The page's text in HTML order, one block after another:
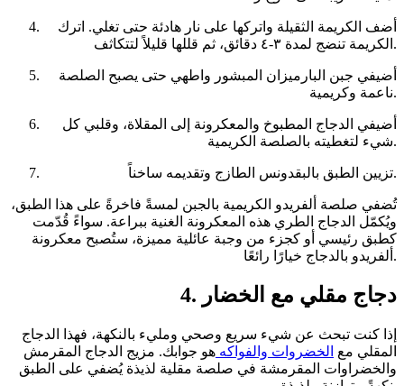
أضف الكريمة الثقيلة واتركها على نار هادئة حتى تغلي. اترك
الكريمة تنضج لمدة ٣-٤ دقائق، ثم قللها قليلاً لتتكاثف.
أضيفي جبن البارميزان المبشور واطهي حتى يصبح الصلصة
ناعمة وكريمية.
أضيفي الدجاج المطبوخ والمعكرونة إلى المقلاة، وقلبي كل
شيء لتغطيته بالصلصة الكريمية.
تزيين الطبق بالبقدونس الطازج وتقديمه ساخناً.
تُضفي صلصة ألفريدو الكريمية بالجبن لمسةً فاخرةً على هذا الطبق،
ويُكمّل الدجاج الطري هذه المعكرونة الغنية ببراعة. سواءً قُدّمت
كطبق رئيسي أو كجزء من وجبة عائلية مميزة، ستُصبح معكرونة
ألفريدو بالدجاج خيارًا رائعًا.
4. دجاج مقلي مع الخضار
إذا كنت تبحث عن شيء سريع وصحي ومليء بالنكهة، فهذا الدجاج
المقلي مع الخضروات والفواكه هو جوابك. مزيج الدجاج المقرمش
والخضراوات المقرمشة في صلصة مقلية لذيذة يُضفي على الطبق